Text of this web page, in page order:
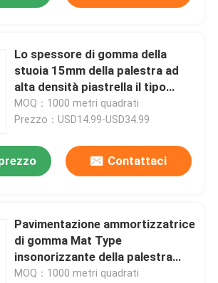
Lo spessore di gomma della
stuoia 15mm della palestra ad
alta densità piastrella il tipo
riciclato
MOQ：1000 metri quadrati
Prezzo：USD14.99-USD34.99
Contattaci
Pavimentazione ammortizzatrice
di gomma Mat Type
insonorizzante della palestra
della prova di scivolo
MOQ：1000 metri quadrati